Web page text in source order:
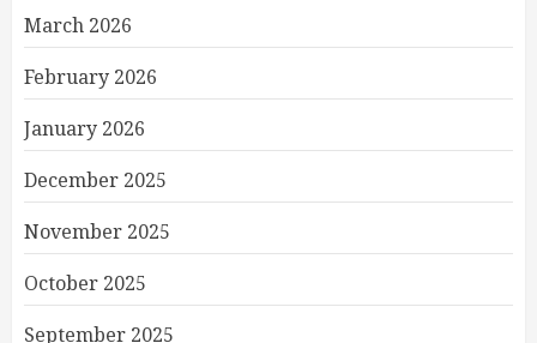
March 2026
February 2026
January 2026
December 2025
November 2025
October 2025
September 2025